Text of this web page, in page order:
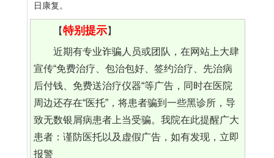
日康复。
【特别提示】
近期有专业诈骗人员或团队，在网站上大肆
宣传“免费治疗、包治包好、签约治疗、先治病
后付钱、免费送治疗仪器“等广告，同时在医院
周边还存在“医托”，将患者骗到一些黑诊所，导
致无数银屑病患者上当受骗。我院在此提醒广大
患者：谨防医托以及虚假广告，如有发现，立即
报警